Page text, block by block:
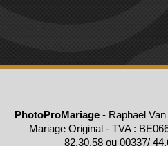
PhotoProMariage - Raphaël
Mariage Original - TVA :
82.30.58 ou 00337/